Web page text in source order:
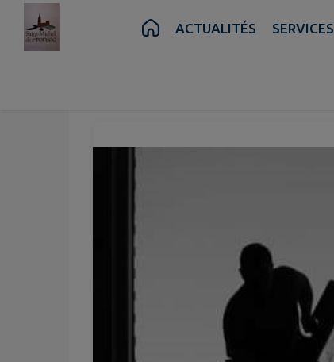
Contenu Recherche Pied de page
ACTUALITÉS SERVICES